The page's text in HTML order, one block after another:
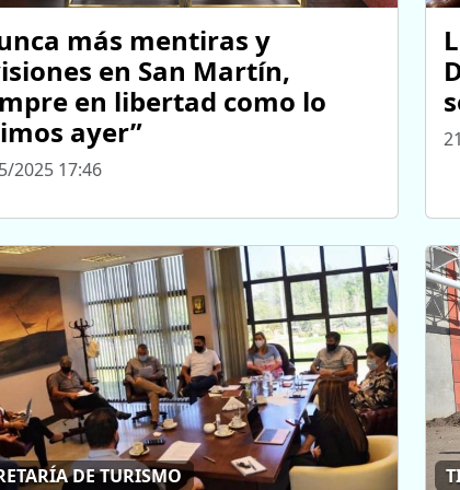
más mentiras y
en San Martín,
en libertad como lo
ayer”
2025 17:46
DE TURISMO